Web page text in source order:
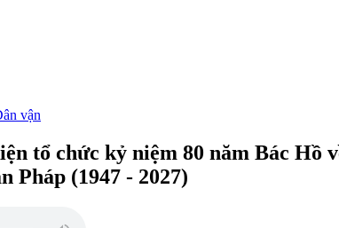
vận
tổ chức kỷ niệm 80 năm Bác
Pháp (1947 - 2027)